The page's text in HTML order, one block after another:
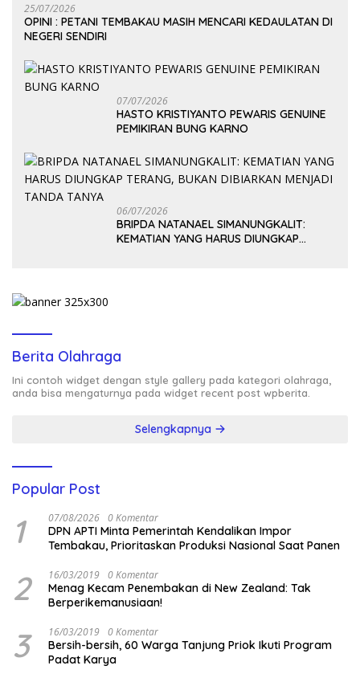
25/07/2026
OPINI : PETANI TEMBAKAU MASIH MENCARI KEDAULATAN DI
NEGERI SENDIRI
07/07/2026
HASTO KRISTIYANTO PEWARIS GENUINE
PEMIKIRAN BUNG KARNO
06/07/2026
BRIPDA NATANAEL SIMANUNGKALIT:
KEMATIAN YANG HARUS DIUNGKAP
Berita Olahraga
Ini contoh widget dengan style gallery pada kategori olahraga,
anda bisa mengaturnya pada widget recent post wpberita.
Selengkapnya
Popular Post
1 07/08/2026 0 Komentar
DPN APTI Minta Pemerintah Kendalikan Impor
Tembakau, Prioritaskan Produksi Nasional Saat Panen
2 16/03/2019 0 Komentar
Menag Kecam Penembakan di New Zealand: Tak
Berperikemanusiaan!
3 16/03/2019 0 Komentar
Bersih-bersih, 60 Warga Tanjung Priok Ikuti Program
Padat Karya